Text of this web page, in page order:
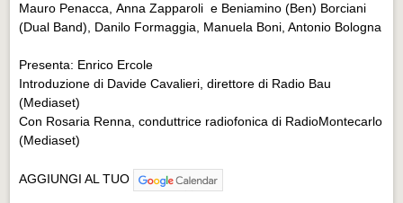
Mauro Penacca, Anna Zapparoli e Beniamino (Ben) Borciani
(Dual Band), Danilo Formaggia, Manuela Boni, Antonio Bologna
Presenta: Enrico Ercole
Introduzione di Davide Cavalieri, direttore di Radio Bau
(Mediaset)
Con Rosaria Renna, conduttrice radiofonica di RadioMontecarlo
(Mediaset)
AGGIUNGI AL TUO